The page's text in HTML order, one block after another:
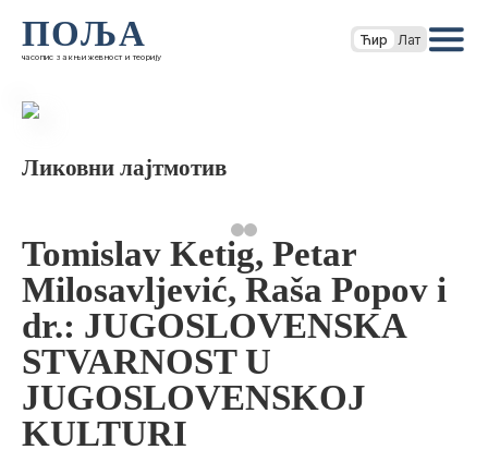
ПОЉА
часопис за књижевност и теорију
Ћир Лат
Ликовни лајтмотив
Tomislav Ketig, Petar
Milosavljević, Raša Popov i
dr.: JUGOSLOVENSKA
STVARNOST U
JUGOSLOVENSKOJ
KULTURI